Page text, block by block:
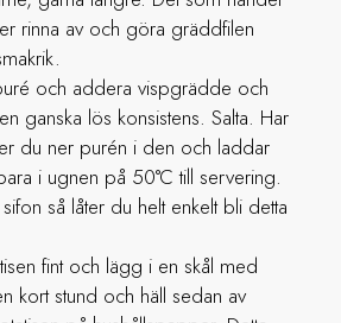
rinna av och göra gräddfilen
och addera vispgrädde och
ganska lös konsistens. Salta. Har
du ner purén i den och laddar
i ugnen på 50°C till servering.
så låter du helt enkelt bli detta
fint och lägg i en skål med
kort stund och häll sedan av